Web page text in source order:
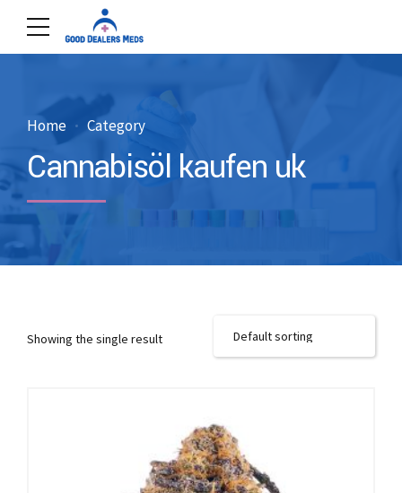
Home Category
Cannabisöl kaufen uk
Showing the single result